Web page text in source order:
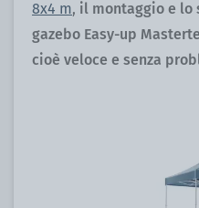
8x4 m, il montaggio e
gazebo Easy-up
cioè veloce e senza